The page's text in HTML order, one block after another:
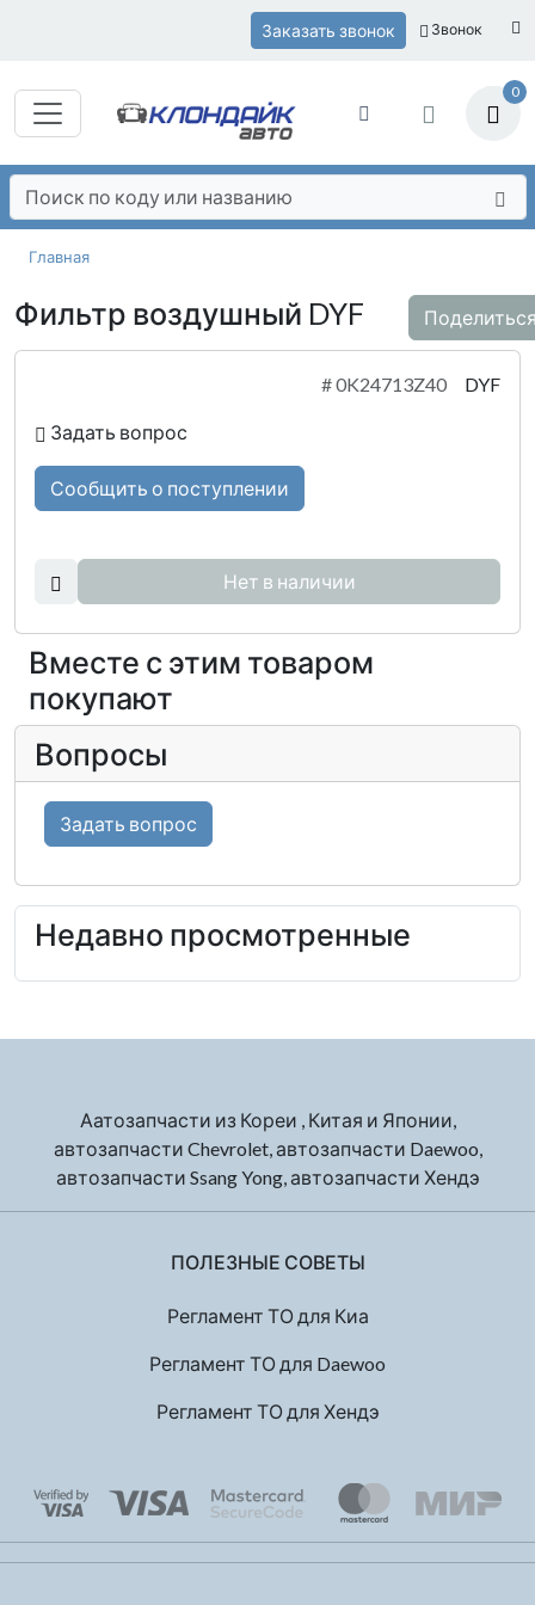
Заказать звонок Звонок
0
Главная
Фильтр воздушный DYF
#0K24713Z40 DYF
Задать вопрос
Сообщить о поступлении
Нет в наличии
Вместе с этим товаром
покупают
Вопросы
Задать вопрос
Недавно просмотренные
Аатозапчасти из Кореи , Китая и Японии,
автозапчасти Chevrolet, автозапчасти Daewoo,
автозапчасти Ssang Yong, автозапчасти Хендэ
ПОЛЕЗНЫЕ СОВЕТЫ
Регламент ТО для Киа
Регламент ТО для Daewoo
Регламент ТО для Хендэ